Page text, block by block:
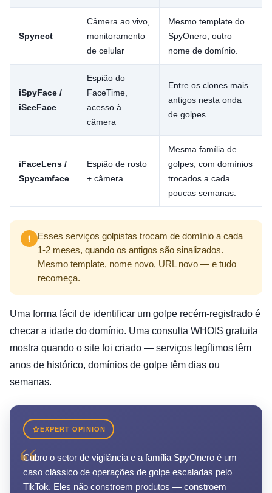
Spynect
Câmera ao vivo,
monitoramento
de celular
Mesmo template do
SpyOnero, outro
nome de domínio.
iSpyFace /
iSeeFace
Espião do
FaceTime,
acesso à
câmera
Entre os clones mais
antigos nesta onda
de golpes.
iFaceLens /
Spycamface
Espião de rosto
+ câmera
Mesma família de
golpes, com domínios
trocados a cada
poucas semanas.
Esses serviços golpistas trocam de domínio a cada
1-2 meses, quando os antigos são sinalizados.
Mesmo template, nome novo, URL novo — e tudo
recomeça.
Uma forma fácil de identificar um golpe recém-registrado é
checar a idade do domínio. Uma consulta WHOIS gratuita
mostra quando o site foi criado — serviços legítimos têm
anos de histórico, domínios de golpe têm dias ou
semanas.
EXPERT OPINION
“
Cubro o setor de vigilância e a família SpyOnero é um
caso clássico de operações de golpe escaladas pelo
TikTok. Eles não constroem produtos — constroem